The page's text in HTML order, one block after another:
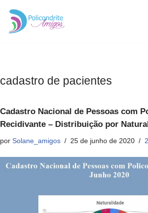
Pular
cadastro de pacientes
Cadastro Nacional de Pessoas com
Recidivante – Distribuição por
por Solane_amigos 25 de junho de 2020